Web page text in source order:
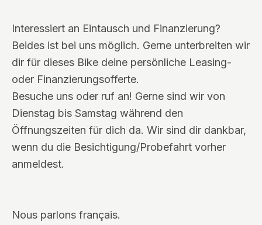
Interessiert an Eintausch und Finanzierung?
Beides ist bei uns möglich. Gerne unterbreiten wir
dir für dieses Bike deine persönliche Leasing-
oder Finanzierungsofferte.
Besuche uns oder ruf an! Gerne sind wir von
Dienstag bis Samstag während den
Öffnungszeiten für dich da. Wir sind dir dankbar,
wenn du die Besichtigung/Probefahrt vorher
anmeldest.
Nous parlons français.